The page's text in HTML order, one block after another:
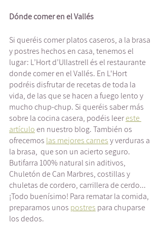
Dónde comer en el Vallés
Si queréis comer platos caseros, a la brasa
y postres hechos en casa, tenemos el
lugar: L’Hort d’Ullastrell és el restaurante
donde comer en el Vallés. En L'Hort
podréis disfrutar de recetas de toda la
vida, de las que se hacen a fuego lento y
mucho chup-chup. Si queréis saber más
sobre la cocina casera, podéis leer este
artículo en nuestro blog. También os
ofrecemos las mejores carnes y verduras a
la brasa,  que son un acierto seguro.
Butifarra 100% natural sin aditivos,
Chuletón de Can Marbres, costillas y
chuletas de cordero, carrillera de cerdo...
¡Todo buenísimo! Para rematar la comida,
preparamos unos postres para chuparse
los dedos.